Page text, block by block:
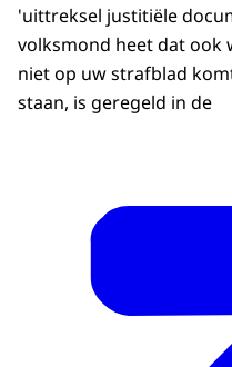
'uittreksel justitiële
volksmond heet dat ook
niet op uw strafblad
staan, is geregeld in de